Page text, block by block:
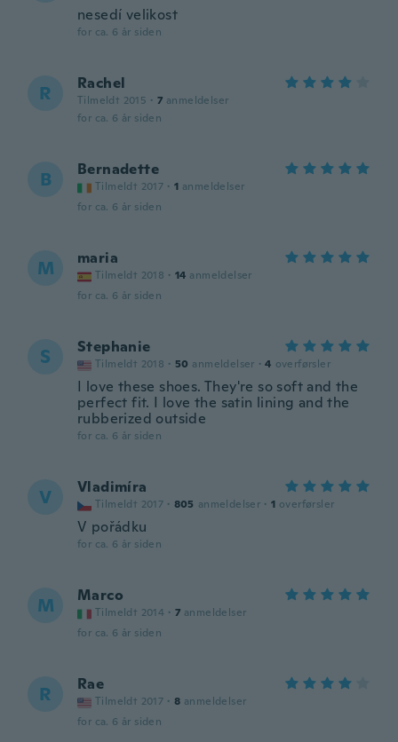
nesedí velikost
for ca. 6 år siden
R Rachel
Tilmeldt 2015 · 7 anmeldelser
for ca. 6 år siden
B Bernadette
Tilmeldt 2017 · 1 anmeldelser
for ca. 6 år siden
M maria
Tilmeldt 2018 · 14 anmeldelser
for ca. 6 år siden
S Stephanie
Tilmeldt 2018 · 50 anmeldelser · 4 overførsler
I love these shoes. They're so soft and the
perfect fit. I love the satin lining and the
rubberized outside
for ca. 6 år siden
V Vladimíra
Tilmeldt 2017 · 805 anmeldelser · 1 overførsler
V pořádku
for ca. 6 år siden
M Marco
Tilmeldt 2014 · 7 anmeldelser
for ca. 6 år siden
R Rae
Tilmeldt 2017 · 8 anmeldelser
for ca. 6 år siden